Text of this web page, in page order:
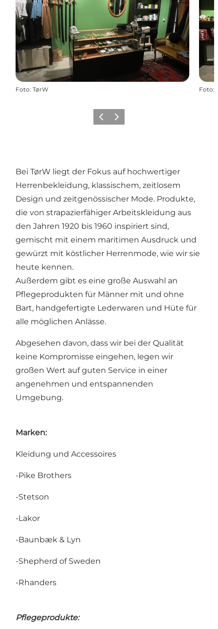
Foto: TørW Foto:
ZurückWeiter
Bei TørW liegt der Fokus auf hochwertiger
Herrenbekleidung, klassischem, zeitlosem
Design und zeitgenössischer Mode. Produkte,
die von strapazierfähiger Arbeitskleidung aus
den Jahren 1920 bis 1960 inspiriert sind,
gemischt mit einem maritimen Ausdruck und
gewürzt mit köstlicher Herrenmode, wie wir sie
heute kennen.
Außerdem gibt es eine große Auswahl an
Pflegeprodukten für Männer mit und ohne
Bart, handgefertigte Lederwaren und Hüte für
alle möglichen Anlässe.
Abgesehen davon, dass wir bei der Qualität
keine Kompromisse eingehen, legen wir
großen Wert auf guten Service in einer
angenehmen und entspannenden
Umgebung.
Marken:
Kleidung und Accessoires
-Pike Brothers
-Stetson
-Lakor
-Baunbæk & Lyn
-Shepherd of Sweden
-Rhanders
Pflegeprodukte: